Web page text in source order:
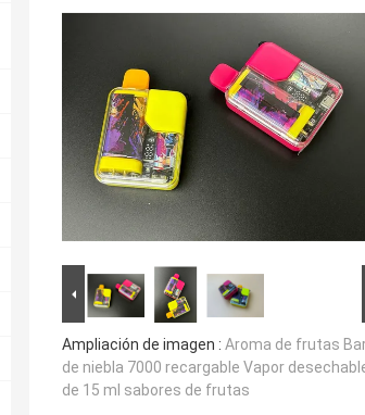
Ampliación de imagen : Aroma de frutas
de niebla 7000 recargable Vapor
de 15 ml sabores de frutas